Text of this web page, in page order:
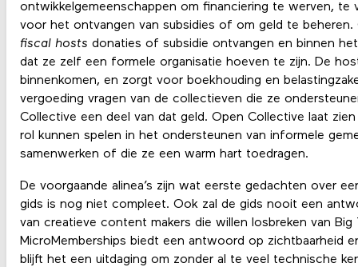
ontwikkelgemeenschappen om financiering te werven, te
voor het ontvangen van subsidies of om geld te beheren.
fiscal hosts donaties of subsidie ontvangen en binnen
dat ze zelf een formele organisatie hoeven te zijn. De
binnenkomen, en zorgt voor boekhouding en
vergoeding vragen van de collectieven die ze
Collective een deel van dat geld. Open Collective laat
rol kunnen spelen in het ondersteunen van informele
samenwerken of die ze een warm hart toedragen.
De voorgaande alinea’s zijn wat eerste gedachten over
gids is nog niet compleet. Ook zal de gids nooit een
van creatieve content makers die willen losbreken van
MicroMemberships biedt een antwoord op zichtbaarheid
blijft het een uitdaging om zonder al te veel technische